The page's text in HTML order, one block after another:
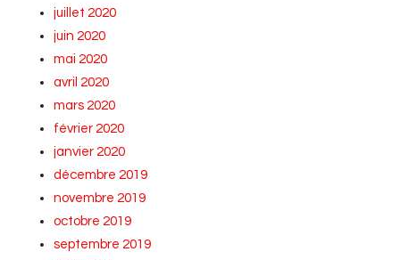
juillet 2020
juin 2020
mai 2020
avril 2020
mars 2020
février 2020
janvier 2020
décembre 2019
novembre 2019
octobre 2019
septembre 2019